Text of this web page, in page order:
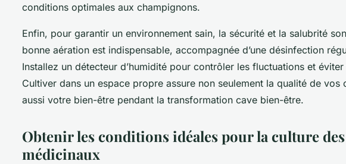
conditions optimales aux champignons.
Enfin, pour garantir un environnement sain, la sécurité et la salubrité
bonne aération est indispensable, accompagnée d’une désinfection
Installez un détecteur d’humidité pour contrôler les fluctuations et
Cultiver dans un espace propre assure non seulement la qualité de vos
aussi votre bien-être pendant la transformation cave bien-être.
Obtenir les conditions idéales pour la culture
médicinaux